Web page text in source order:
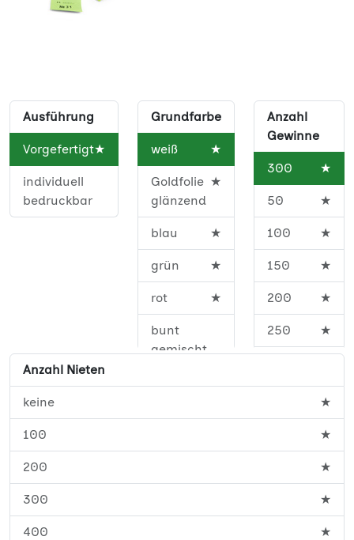
Ausführung
Vorgefertigt★
individuell
bedruckbar
Grundfarbe
weiß ★
Goldfolie
glänzend
★
blau ★
grün ★
rot ★
bunt
gemischt
Anzahl
Gewinne
300 ★
50 ★
100 ★
150 ★
200 ★
250 ★
★
★
★
★
★
Anzahl Nieten
keine ★
100 ★
200 ★
300 ★
400 ★